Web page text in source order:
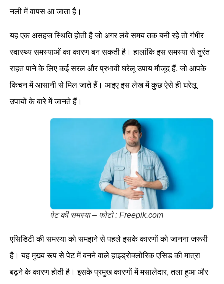
नली में वापस आ जाता है।
यह एक असहज स्थिति होती है जो अगर लंबे समय तक बनी रहे तो गंभीर
स्वास्थ्य समस्याओं का कारण बन सकती है। हालांकि इस समस्या से तुरंत
राहत पाने के लिए कई सरल और प्रभावी घरेलू उपाय मौजूद हैं, जो आपके
किचन में आसानी से मिल जाते हैं। आइए इस लेख में कुछ ऐसे ही घरेलू
उपायों के बारे में जानते हैं।
पेट की समस्या – फोटो : Freepik.com
एसिडिटी की समस्या को समझने से पहले इसके कारणों को जानना जरूरी
है। यह मुख्य रूप से पेट में बनने वाले हाइड्रोक्लोरिक एसिड की मात्रा
बढ़ने के कारण होती है। इसके प्रमुख कारणों में मसालेदार, तला हुआ और